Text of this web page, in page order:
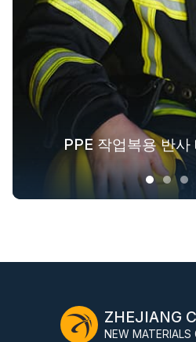
PPE 작업복용 반
패션 아웃도어 의류를
루션
겉옷을 위한 야광
산업 전반에 걸친
ZHEJIANG
NEW MATERIALS